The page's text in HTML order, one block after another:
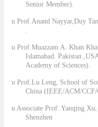
Senior Member).
uProf.Anand Nayyar,Duy
.
uProf.Muazzam A. Khan
Islamabad.
Academy of Sciences).
uProf.Lu Leng, School of
China(IEEE/ACM/
uAssociate Prof. Yanqing
Shenzhen